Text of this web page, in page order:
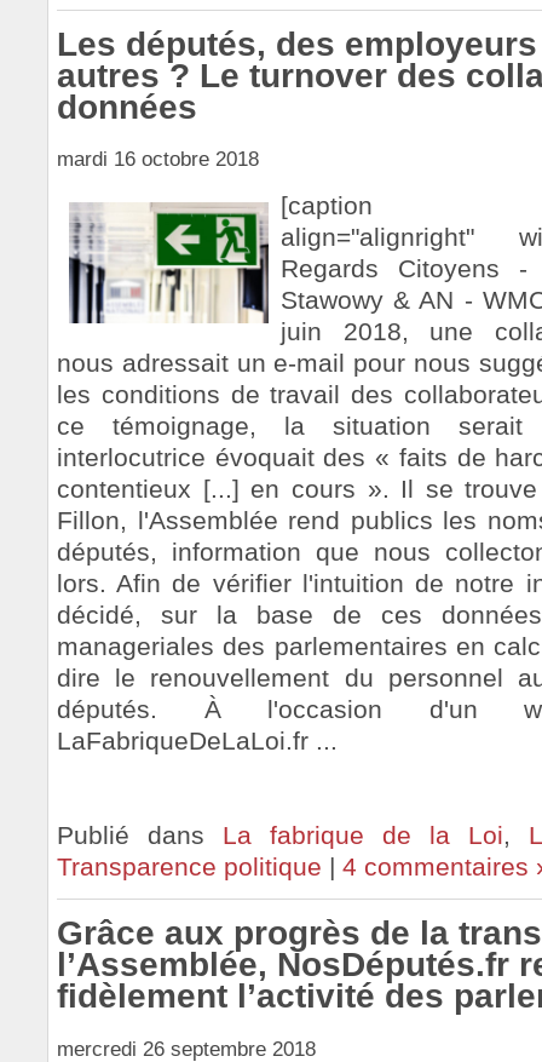
Les députés, des
autres ? Le turnover des
données
mardi 16 octobre 2018
[caption
align="alignright"
Regards Citoyens
Stawowy & AN -
juin 2018, une
nous adressait un e-mail pour nous
les conditions de travail des
ce témoignage, la situation serait
interlocutrice évoquait des « faits de
contentieux [...] en cours ». Il se
Fillon, l'Assemblée rend publics les
députés, information que nous
lors. Afin de vérifier l'intuition de notre
décidé, sur la base de ces
manageriales des parlementaires en
dire le renouvellement du personnel
députés. À l'occasion d'un
LaFabriqueDeLaLoi.fr ...
Publié dans La fabrique de la Loi,
Transparence politique | 4 commentaires
Grâce aux progrès de la
l’Assemblée, NosDéputés.fr
fidèlement l’activité des
mercredi 26 septembre 2018